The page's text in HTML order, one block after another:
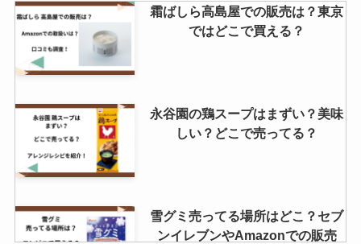
霜ばしら高島屋での販売は？東京
ではどこで買える？
永谷園の鶏スープはまずい？美味
しい？どこで売ってる？
雪グミ売ってる場所はどこ？セブ
ンイレブンやAmazonでの販売